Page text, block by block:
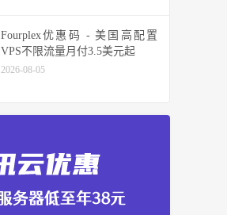
Fourplex优惠码 - 美国高配置
VPS不限流量月付3.5美元起
2026-08-05